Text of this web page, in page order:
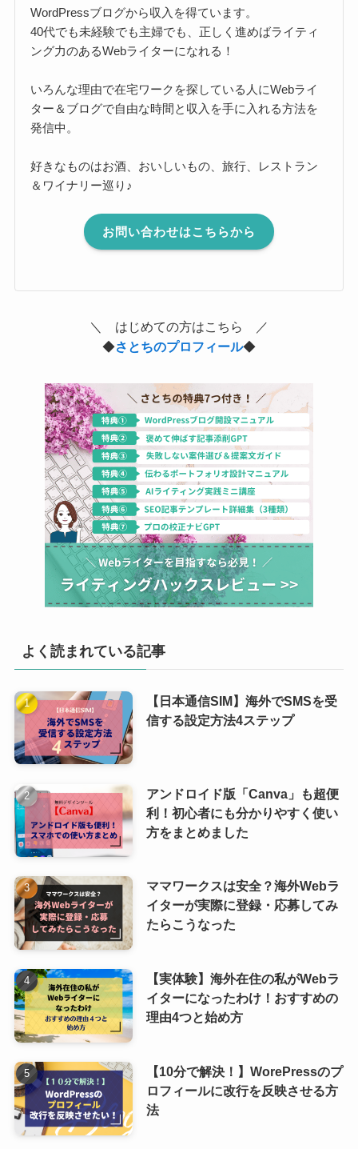
WordPressブログから収入を得ています。
40代でも未経験でも主婦でも、正しく進めばライティ
ング力のあるWebライターになれる！
いろんな理由で在宅ワークを探している人にWebライ
ター＆ブログで自由な時間と収入を手に入れる方法を
発信中。
好きなものはお酒、おいしいもの、旅行、レストラン
＆ワイナリー巡り♪
お問い合わせはこちらから
＼ はじめての方はこちら ／
◆さとちのプロフィール◆
よく読まれている記事
【日本通信SIM】海外でSMSを受
信する設定方法4ステップ
アンドロイド版「Canva」も超便
利！初心者にも分かりやすく使い
方をまとめました
ママワークスは安全？海外Webラ
イターが実際に登録・応募してみ
たらこうなった
【実体験】海外在住の私がWebラ
イターになったわけ！おすすめの
理由4つと始め方
【10分で解決！】WorePressのプ
ロフィールに改行を反映させる方
法